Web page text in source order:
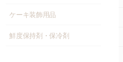
ケーキ装飾用品
鮮度保持剤・保冷剤